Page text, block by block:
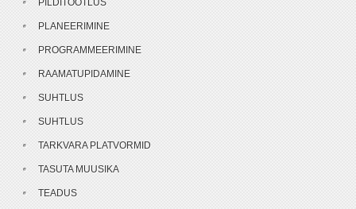
PILDITÖÖTLUS
PLANEERIMINE
PROGRAMMEERIMINE
RAAMATUPIDAMINE
SUHTLUS
SUHTLUS
TARKVARA PLATVORMID
TASUTA MUUSIKA
TEADUS